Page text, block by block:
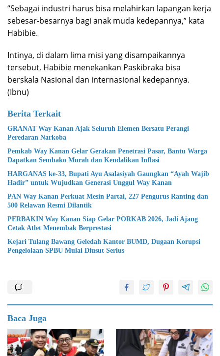
“Sebagai industri harus bisa melahirkan lapangan kerja
sebesar-besarnya bagi anak muda kedepannya,” kata
Habibie.
Intinya, di dalam lima misi yang disampaikannya
tersebut, Habibie menekankan Paskibraka bisa
berskala Nasional dan internasional kedepannya.
(Ibnu)
Berita Terkait
GRANAT Way Kanan Ajak Seluruh Elemen Bersatu Perangi
Peredaran Narkoba
Pemkab Way Kanan Gelar Gerakan Penetrasi Pasar, Bantu Warga
Dapatkan Sembako Murah dan Kendalikan Inflasi
HARGANAS ke-33, Bupati Ayu Asalasiyah Gaungkan “Ayah Wajib
Hadir” untuk Wujudkan Generasi Unggul Way Kanan
PAN Way Kanan Perkuat Mesin Partai, 227 Pengurus Ranting dan
500 Relawan Resmi Dilantik
PERBAKIN Way Kanan Siap Gelar PORKAB 2026, Jadi Ajang
Cetak Atlet Menembak Berprestasi
Kejari Tulang Bawang Geledah Kantor BUMD, Dugaan Korupsi
Pengelolaan SPBU Mulai Diusut Serius
Baca Juga